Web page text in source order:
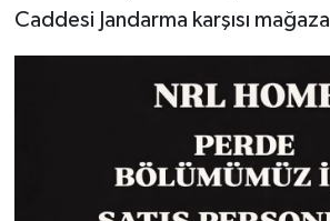
Caddesi Jandarma karşısı mağaza